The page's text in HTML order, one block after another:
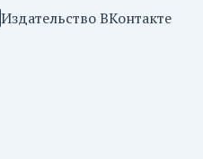
Издательство ВКонтакте